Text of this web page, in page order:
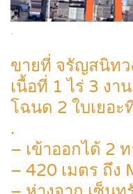
.
ขายที่ จรัญสนิท
เนื้อที่ 1 ไร่ 3 งา
โฉนด 2 ใบเยอ
.
– เข้าออกได้ 2 ท
– 420 เมตร ถึง